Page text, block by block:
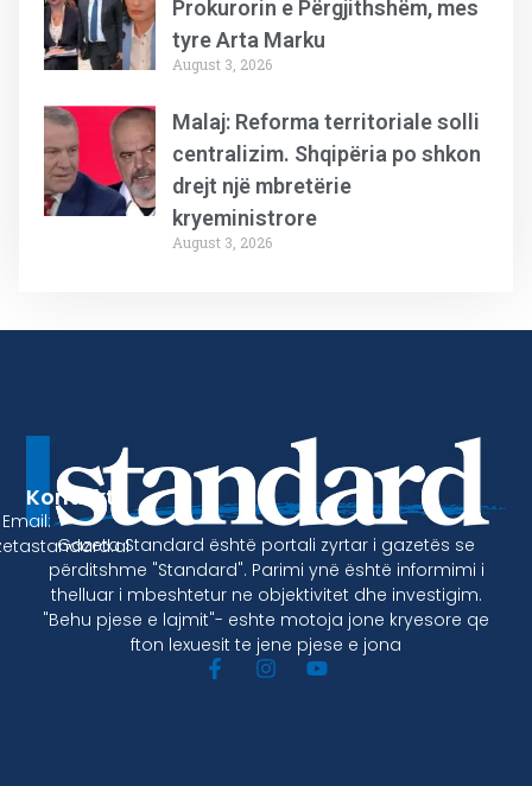
Prokurorin e Përgjithshëm, mes
tyre Arta Marku
August 3, 2026
Malaj: Reforma territoriale solli
centralizim. Shqipëria po shkon
drejt një mbretërie
kryeministrore
August 3, 2026
Gazeta Standard është portali zyrtar i gazetës se
përditshme "Standard". Parimi ynë është informimi i
thelluar i mbeshtetur ne objektivitet dhe investigim.
"Behu pjese e lajmit"- eshte motoja jone kryesore qe
fton lexuesit te jene pjese e jona
Kontakt
Email: